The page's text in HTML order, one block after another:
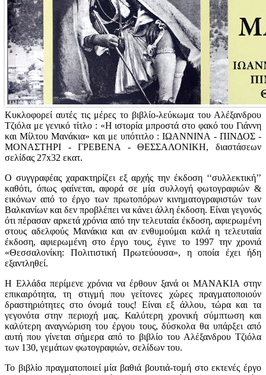
Κυκλοφορεί αυτές τις μέρες το βιβλίο-λεύκωμα του Αλέξανδρου
Τζιόλα με γενικό τίτλο : «Η ιστορία μπροστά στο φακό του Γιάννη
και Μίλτου Μανάκια» και με υπότιτλο : ΙΩΑΝΝΙΝΑ - ΠΙΝΔΟΣ -
ΜΟΝΑΣΤΗΡΙ - ΓΡΕΒΕΝΑ - ΘΕΣΣΑΛΟΝΙΚΗ, διαστάσεων
σελίδας 27x32 εκατ.
Ο συγγραφέας χαρακτηρίζει εξ αρχής την έκδοση ‘‘συλλεκτική’’
καθότι, όπως φαίνεται, αφορά σε μία συλλογή φωτογραφιών &
εικόνων από το έργο των πρωτοπόρων κινηματογραφιστών των
Βαλκανίων και δεν προβλέπει να κάνει άλλη έκδοση. Είναι γεγονός
ότι πέρασαν αρκετά χρόνια από την τελευταία έκδοση, αφιερωμένη
στους αδελφούς Μανάκια και αν ενθυμούμαι καλά η τελευταία
έκδοση, αφιερωμένη στο έργο τους, έγινε το 1997 την χρονιά
«Θεσσαλονίκη: Πολιτιστική Πρωτεύουσα», η οποία έχει ήδη
εξαντληθεί.
Η Ελλάδα περίμενε χρόνια να έρθουν ξανά οι ΜΑΝΑΚΙΑ στην
επικαιρότητα, τη στιγμή που γείτονες χώρες πραγματοποιούν
δραστηριότητες στο όνομά τους! Είναι εξ άλλου, τώρα και τα
γεγονότα στην περιοχή μας. Καλύτερη χρονική σύμπτωση και
καλύτερη αναγνώριση του έργου τους, δύσκολα θα υπάρξει από
αυτή που γίνεται σήμερα από το βιβλίο του Αλέξανδρου Τζιόλα
των 130, γεμάτων φωτογραφιών, σελίδων του.
Το βιβλίο πραγματοποιεί μία βαθιά βουτιά-τομή στο εκτενές έργο